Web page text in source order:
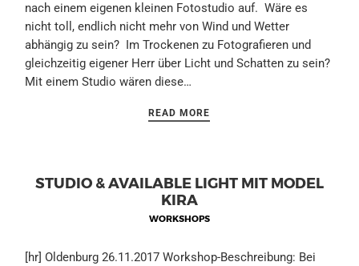
nach einem eigenen kleinen Fotostudio auf. Wäre es
nicht toll, endlich nicht mehr von Wind und Wetter
abhängig zu sein? Im Trockenen zu Fotografieren und
gleichzeitig eigener Herr über Licht und Schatten zu sein?
Mit einem Studio wären diese…
READ MORE
STUDIO & AVAILABLE LIGHT MIT MODEL
KIRA
WORKSHOPS
[hr] Oldenburg 26.11.2017 Workshop-Beschreibung: Bei